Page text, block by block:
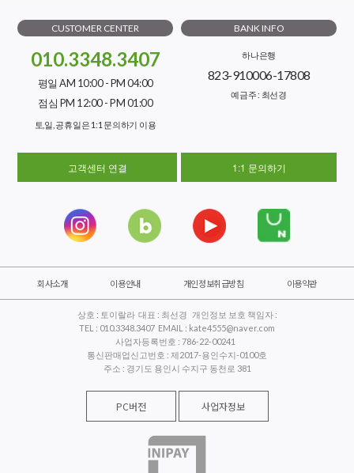
CUSTOMER CENTER
010.3348.3407
평일 AM 10:00 - PM 04:00
점심 PM 12:00 - PM 01:00
토,일, 공휴일은 1:1 문의하기 이용
BANK INFO
하나은행
823-910006-17808
예금주 : 최선경
고객센터 연결 1:1 문의하기
회사소개 이용안내 개인정보취급방침 이용약관
상호 : 토이랄라 대표 : 최선경 개인정보 보호 책임자 :
TEL : 010.3348.3407 EMAIL : kate4555@naver.com
사업자등록번호 : 786-22-00241
통신판매업신고번호 : 제2017-용인수지-0100호
주소 : 경기도 용인시 수지구 동천로 381
PC버전 사업자정보